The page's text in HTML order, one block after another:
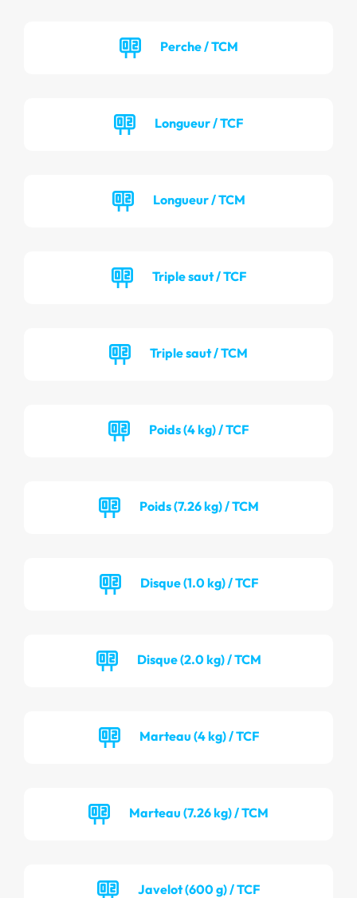
Perche / TCM
Longueur / TCF
Longueur / TCM
Triple saut / TCF
Triple saut / TCM
Poids (4 kg) / TCF
Poids (7.26 kg) / TCM
Disque (1.0 kg) / TCF
Disque (2.0 kg) / TCM
Marteau (4 kg) / TCF
Marteau (7.26 kg) / TCM
Javelot (600 g) / TCF